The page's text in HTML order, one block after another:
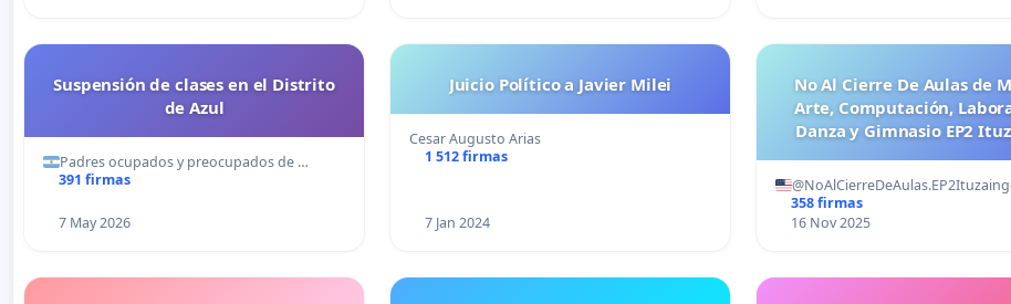
Suspensión de clases en el Distrito
de Azul
Padres ocupados y preocupados de …
391 firmas
7 May 2026
Juicio Político a Javier Milei
Cesar Augusto Arias
1 512 firmas
7 Jan 2024
No Al Cierre De Aulas de
Arte, Computación,
Danza y Gimnasio EP2
358 firmas
16 Nov 2025